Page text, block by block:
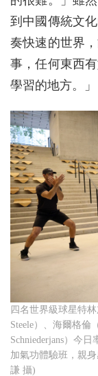
到中國傳統文
奏快速的世界
事，任何東西
學習的地方。」
四名世界級球星特
Steele）、海爾格倫
Schniederjans）今
加氣功體驗班，親
謙 攝)